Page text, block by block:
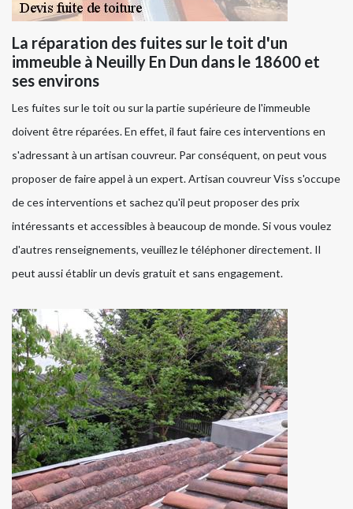
La réparation des fuites sur le toit d'un
immeuble à Neuilly En Dun dans le 18600 et
ses environs
Les fuites sur le toit ou sur la partie supérieure de l'immeuble
doivent être réparées. En effet, il faut faire ces interventions en
s'adressant à un artisan couvreur. Par conséquent, on peut vous
proposer de faire appel à un expert. Artisan couvreur Viss s'occupe
de ces interventions et sachez qu'il peut proposer des prix
intéressants et accessibles à beaucoup de monde. Si vous voulez
d'autres renseignements, veuillez le téléphoner directement. Il
peut aussi établir un devis gratuit et sans engagement.